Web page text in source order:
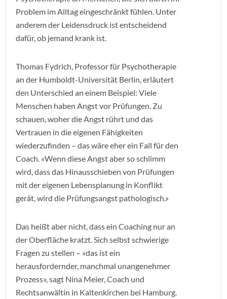
Problem im Alltag eingeschränkt fühlen. Unter
anderem der Leidensdruck ist entscheidend
dafür, ob jemand krank ist.
Thomas Fydrich, Professor für Psychotherapie
an der Humboldt-Universität Berlin, erläutert
den Unterschied an einem Beispiel: Viele
Menschen haben Angst vor Prüfungen. Zu
schauen, woher die Angst rührt und das
Vertrauen in die eigenen Fähigkeiten
wiederzufinden – das wäre eher ein Fall für den
Coach. «Wenn diese Angst aber so schlimm
wird, dass das Hinausschieben von Prüfungen
mit der eigenen Lebensplanung in Konflikt
gerät, wird die Prüfungsangst pathologisch.»
Das heißt aber nicht, dass ein Coaching nur an
der Oberfläche kratzt. Sich selbst schwierige
Fragen zu stellen – «das ist ein
herausfordernder, manchmal unangenehmer
Prozess», sagt Nina Meier, Coach und
Rechtsanwältin in Kaltenkirchen bei Hamburg.